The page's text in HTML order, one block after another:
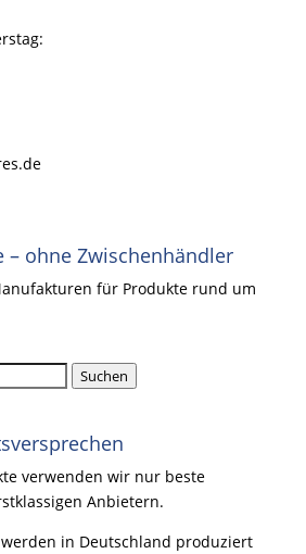
– ohne Zwischenhändler
für Produkte rund um
Suchen
verwenden wir nur beste
Anbietern.
in Deutschland produziert